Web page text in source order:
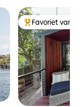
Topfavoriet van
Favoriet van